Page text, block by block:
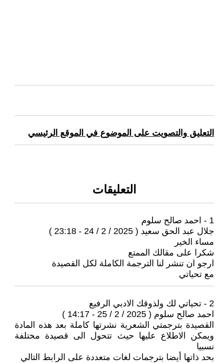
التعليق والتصويت على الموضوع في الموقع الرئيسي
التعليقات
1 - احمد صالح سلوم
جلال عبد الحق سعيد ( 2025 / 2 / 24 - 23:18 )
مساء الخير
شكرا على مقالك الممتع
ارجو ان تنشر لنا الترجمة الكاملة لكل القصيدة
مع تحياتي
2 - تحياتي لك ولذوقك الادبي الرفيع
احمد صالح سلوم ( 2025 / 2 / 25 - 14:17 )
القصيدة بترجمتي الشعرية نشرتها كاملة بعد هذه المادة
ويمكن الاطلاع عليها حيث تتحول الى قصيدة مختلفة
نسبيا
بحد ذاتها أيضا بترجمات لغات متعددة على الرابط التالي